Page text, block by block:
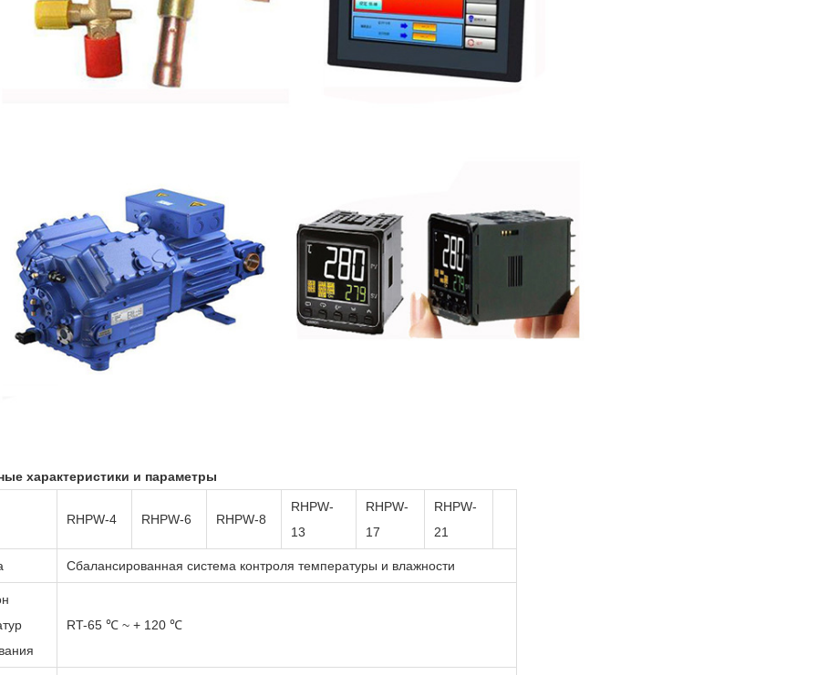
характеристики и параметры
RHPW-4 RHPW-6 RHPW-8
RHPW-
13
RHPW-
17
RHPW-
21
Сбалансированная система контроля температуры и влажности
RT-65 ℃ ~ + 120 ℃